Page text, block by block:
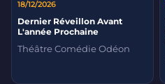
18/12/2026
Dernier Réveillon Avant
L'année Prochaine
Théâtre Comédie Odéon